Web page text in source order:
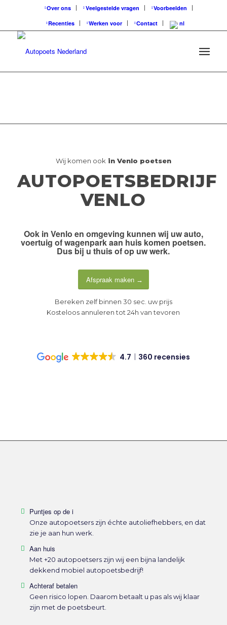
Over ons Veelgestelde vragen
Voorbeelden
Recenties
Werken voor Contact
Wij komen ook in Venlo poetsen
AUTOPOETSBEDRIJF
VENLO
Ook in Venlo en omgeving kunnen wij uw auto,
voertuig of wagenpark aan huis komen poetsen.
Dus bij u thuis of op uw werk.
Afspraak maken
Bereken zelf binnen 30 sec. uw prijs
Kosteloos annuleren tot 24h van tevoren
4.7 360 recensies
Puntjes op de i
Onze autopoetsers zijn échte autoliefhebbers, en dat
zie je aan hun werk.
Aan huis
Met +20 autopoetsers zijn wij een bijna landelijk
dekkend mobiel autopoetsbedrijf!
Achteraf betalen
Geen risico lopen. Daarom betaalt u pas als wij klaar
zijn met de poetsbeurt.